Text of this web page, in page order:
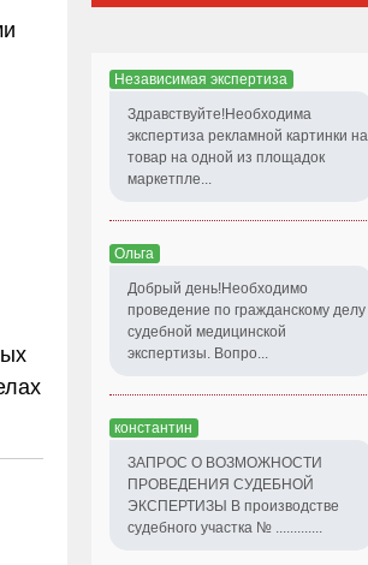
Независимая экспертиза
Здравствуйте!Необходима
экспертиза рекламной картинки на
товар на одной из площадок
маркетпле...
Ольга
Добрый день!Необходимо
проведение по гражданскому делу
судебной медицинской
экспертизы. Вопро...
константин
ЗАПРОС О ВОЗМОЖНОСТИ
ПРОВЕДЕНИЯ СУДЕБНОЙ
ЭКСПЕРТИЗЫ В производстве
судебного участка № .............